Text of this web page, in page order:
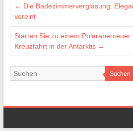
← Die Badezimmerverglasung:
vereint
Starten Sie zu einem
Kreuzfahrt in der Antarktis →
Suchen